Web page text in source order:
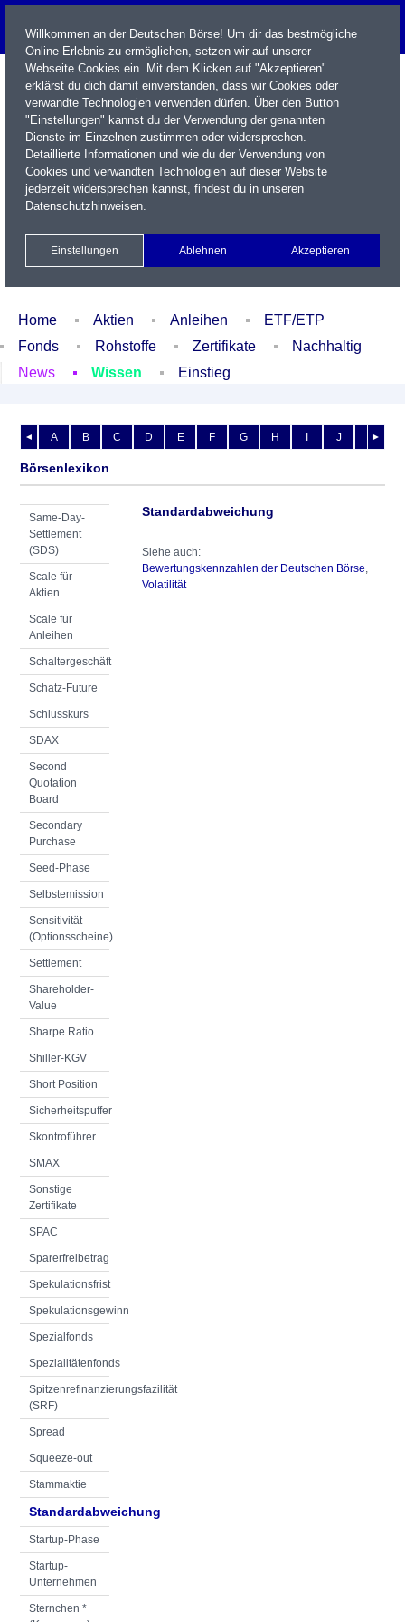
Name / WKN / ISIN / Kürzel
Xetra Realtime
Watchlist Portfolio Login
Home Aktien Anleihen
ETF/ETP
Fonds
Rohstoffe Zertifikate
Nachhaltig
News
Wissen Einstieg
◄ ►
A B C D E F G H I J K
Börsenlexikon
Same-Day-
Settlement
(SDS)
Scale für
Aktien
Scale für
Anleihen
Schaltergeschäft
Schatz-Future
Schlusskurs
SDAX
Second
Quotation
Board
Secondary
Purchase
Seed-Phase
Selbstemission
Sensitivität
(Optionsscheine)
Settlement
Shareholder-
Value
Sharpe Ratio
Shiller-KGV
Short Position
Sicherheitspuffer
Skontroführer
SMAX
Sonstige
Zertifikate
SPAC
Sparerfreibetrag
Spekulationsfrist
Spekulationsgewinn
Spezialfonds
Spezialitätenfonds
Spitzenrefinanzierungsfazilität
(SRF)
Spread
Squeeze-out
Stammaktie
Standardabweichung
Startup-Phase
Startup-
Unternehmen
Sternchen *
Standardabweichung
Siehe auch:
Bewertungskennzahlen der Deutschen Börse,
Volatilität
Willkommen an der Deutschen Börse! Um dir das bestmögliche
Online-Erlebnis zu ermöglichen, setzen wir auf unserer
Webseite Cookies ein. Mit dem Klicken auf "Akzeptieren"
erklärst du dich damit einverstanden, dass wir Cookies oder
verwandte Technologien verwenden dürfen. Über den Button
"Einstellungen" kannst du der Verwendung der genannten
Dienste im Einzelnen zustimmen oder widersprechen.
Detaillierte Informationen und wie du der Verwendung von
Cookies und verwandten Technologien auf dieser Website
jederzeit widersprechen kannst, findest du in unseren
Datenschutzhinweisen.
Einstellungen Ablehnen Akzeptieren